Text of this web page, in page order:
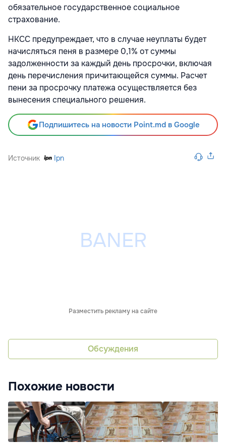
обязательное государственное социальное
страхование.
НКСС предупреждает, что в случае неуплаты будет
начисляться пеня в размере 0,1% от суммы
задолженности за каждый день просрочки, включая
день перечисления причитающейся суммы. Расчет
пени за просрочку платежа осуществляется без
вынесения специального решения.
Подпишитесь на новости Point.md в Google
Источник Ipn
Разместить рекламу на сайте
Обсуждения
Похожие новости